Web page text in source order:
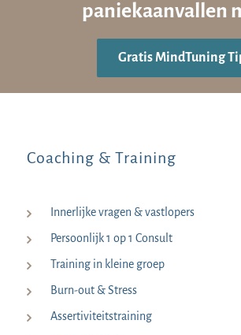
paniekaanvallen
Gratis MindTuning
Coaching & Training
Innerlijke vragen & vastlopers
Persoonlijk 1 op 1 Consult
Training in kleine groep
Burn-out & Stress
Assertiviteitstraining